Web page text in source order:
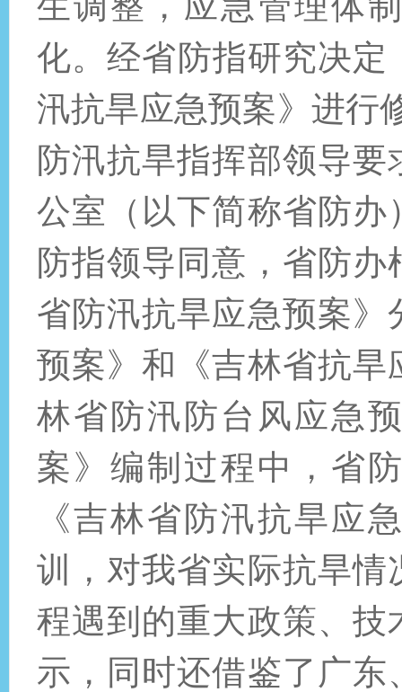
化。经省防指研究决定
汛抗旱应急预案》进行
防汛抗旱指挥部领导
公室（以下简称省防
防指领导同意，省防
省防汛抗旱应急预案
预案》和《吉林省抗
林省防汛防台风应急
案》编制过程中，省
《吉林省防汛抗旱应
训，对我省实际抗旱
程遇到的重大政策、
示，同时还借鉴了广